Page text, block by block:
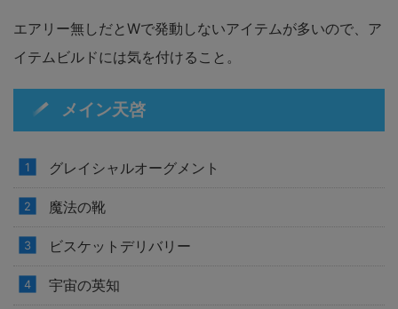
エアリー無しだとWで発動しないアイテムが多いので、ア
イテムビルドには気を付けること。
メイン天啓
グレイシャルオーグメント
魔法の靴
ビスケットデリバリー
宇宙の英知